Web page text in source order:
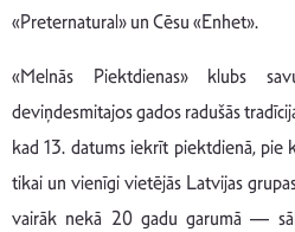
«Preternatural» un Cēsu «Enhet».
«Melnās Piektdienas» klubs
deviņdesmitajos gados radušās
kad 13. datums iekrīt piektdienā, pie
tikai un vienīgi vietējās Latvijas
vairāk nekā 20 gadu garumā —